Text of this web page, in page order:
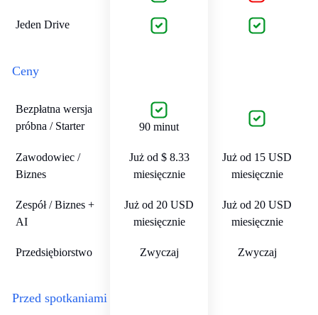
Jeden Drive
Ceny
Bezpłatna wersja
próbna / Starter
90 minut
Zawodowiec /
Biznes
Już od $ 8.33
miesięcznie
Już od 15 USD
miesięcznie
Zespół / Biznes +
AI
Już od 20 USD
miesięcznie
Już od 20 USD
miesięcznie
Przedsiębiorstwo Zwyczaj Zwyczaj
Przed spotkaniami